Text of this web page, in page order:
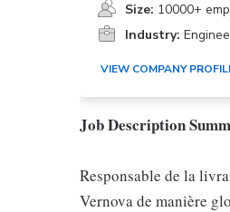
Size: 10000+
Industry:
VIEW COMPANY
Job Description
Responsable de la
Vernova de manière